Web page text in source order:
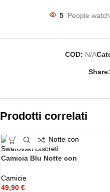
5 People
COD: N/A
Share:
Prodotti correlati
Camicia Blu Notte con
Camicie
49,90 €